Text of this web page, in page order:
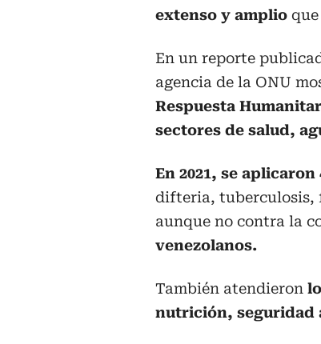
extenso y amplio
En un reporte
agencia de la ONU
Respuesta
sectores de salud,
En 2021, se
difteria, tuberculosis,
aunque no contra la
venezolanos.
También atendieron
nutrición, seguridad